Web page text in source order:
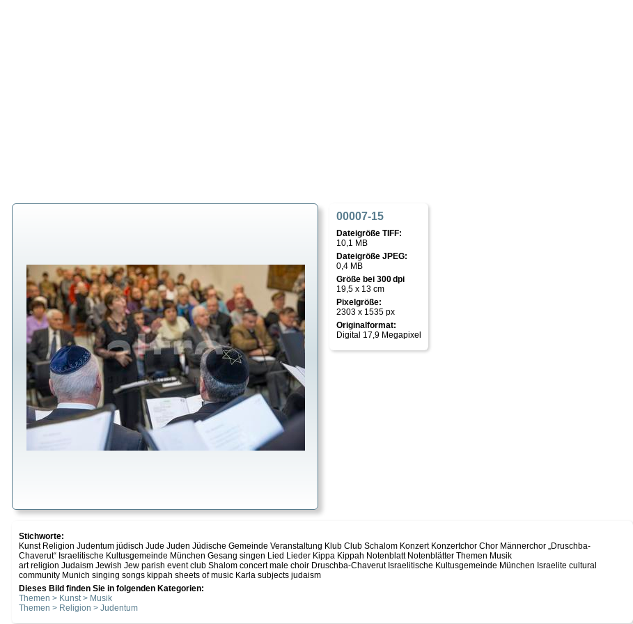
00007-15
Dateigröße TIFF:
10,1 MB
Dateigröße JPEG:
0,4 MB
Größe bei 300 dpi
19,5 x 13 cm
Pixelgröße:
2303 x 1535 px
Originalformat:
Digital 17,9 Megapixel
Stichworte:
Kunst Religion Judentum jüdisch Jude Juden Jüdische Gemeinde Veranstaltung Klub Club Schalom Konzert Konzertchor Chor Männerchor „Druschba-
Chaverut“ Israelitische Kultusgemeinde München Gesang singen Lied Lieder Kippa Kippah Notenblatt Notenblätter Themen Musik
art religion Judaism Jewish Jew parish event club Shalom concert male choir Druschba-Chaverut Israelitische Kultusgemeinde München Israelite cultural
community Munich singing songs kippah sheets of music Karla subjects judaism
Dieses Bild finden Sie in folgenden Kategorien:
Themen > Kunst > Musik
Themen > Religion > Judentum